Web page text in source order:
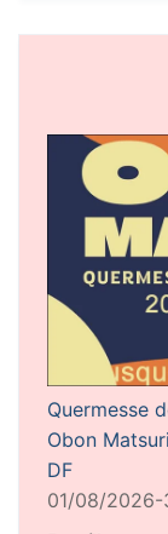
Quermesse
Obon
DF
01/08/